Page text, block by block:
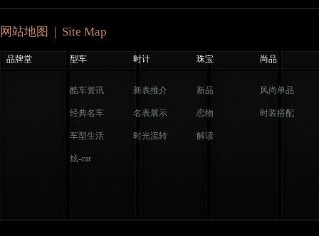
网站地图 | Site Map
品牌堂 型车 时计 珠宝 尚品
酷车资讯
经典名车
车型生活
炫-car
新表推介
名表展示
时光流转
新品
恋物
解读
风尚单品
时装搭配